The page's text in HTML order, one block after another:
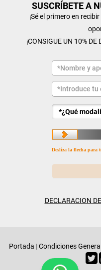
SUSCRÍBETE A
¡Sé el primero en
¡CONSIGUE UN 10%
Desliza la flecha para
DECLARACION
Portada |Condiciones